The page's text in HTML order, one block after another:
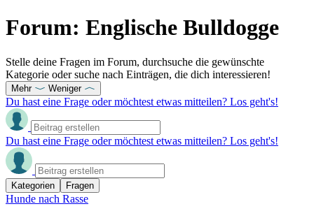
Forum: Englische Bulldogge
Stelle deine Fragen im Forum, durchsuche die gewünschte
Kategorie oder suche nach Einträgen, die dich interessieren!
Mehr Weniger
Du hast eine Frage oder möchtest etwas mitteilen? Los geht's!
Du hast eine Frage oder möchtest etwas mitteilen? Los geht's!
Kategorien Fragen
Hunde nach Rasse